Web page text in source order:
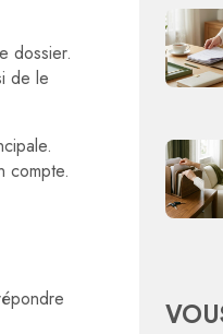
dossier.
de le
compte.